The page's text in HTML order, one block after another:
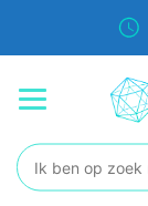
Zoeken: